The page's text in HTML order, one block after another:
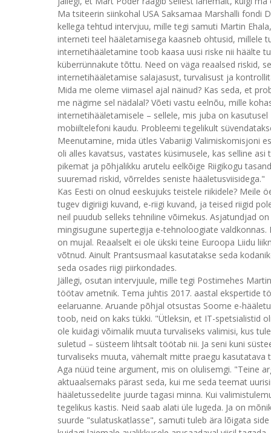
Ma tsiteerin siinkohal USA Saksamaa Marshalli fondi
kellega tehtud intervjuu, mille tegi samuti Martin
interneti teel hääletamisega kaasneb ohtusid, millele
internetihääletamine toob kaasa uusi riske nii häälte
küberrünnakute tõttu. Need on väga reaalsed riskid,
internetihääletamise salajasust, turvalisust ja
Mida me oleme viimasel ajal näinud? Kas seda, et
me nägime sel nädalal? Võeti vastu eelnõu, mille
internetihääletamisele – sellele, mis juba on
mobiiltelefoni kaudu. Probleemi tegelikult
Meenutamine, mida ütles Vabariigi Valimiskomisjoni
oli alles kavatsus, vastates küsimusele, kas selline
pikemat ja põhjalikku arutelu eelkõige Riigikogu
suuremad riskid, võrreldes seniste hääletusviisidega."
Kas Eesti on olnud eeskujuks teistele riikidele? Meile
tugev digiriigi kuvand, e-riigi kuvand, ja teised riigid
neil puudub selleks tehniline võimekus. Asjatundjad
mingisugune supertegija e-tehnoloogiate
on mujal. Reaalselt ei ole ükski teine Euroopa Liidu
võtnud. Ainult Prantsusmaal kasutatakse seda
seda osades riigi piirkondades.
Jällegi, osutan intervjuule, mille tegi Postimehes
töötav ametnik. Tema juhtis 2017. aastal ekspertide
eelaruanne. Aruande põhjal otsustas Soome e-
toob, neid on kaks tükki. "Ütleksin, et IT-spetsialistid
ole kuidagi võimalik muuta turvaliseks valimisi, kus
suletud – süsteem lihtsalt töötab nii. Ja seni kuni
turvaliseks muuta, vähemalt mitte praegu
Aga nüüd teine argument, mis on olulisemgi. "Teine
aktuaalsemaks pärast seda, kui me seda teemat
hääletussedelite juurde tagasi minna. Kui
tegelikus kastis. Neid saab alati üle lugeda. Ja on
suurde "sulatuskatlasse", samuti tuleb ära lõigata